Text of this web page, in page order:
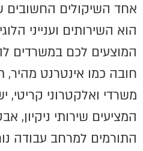
אחד השיקולים החשובים
הוא השירותים וענייני
המוצעים לכם במשרדים
חובה כמו אינטרנט מהיר,
משרדי ואלקטרוני
המציעים שירותי ניקיון,
התורמים למרחב עבודה